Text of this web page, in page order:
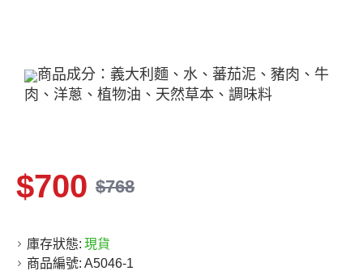
商品成分：義大利麵、水、蕃茄泥、豬肉、牛
肉、洋蔥、植物油、天然草本、調味料
庫存狀態: 現貨
商品編號: A5046-1
$700 $768